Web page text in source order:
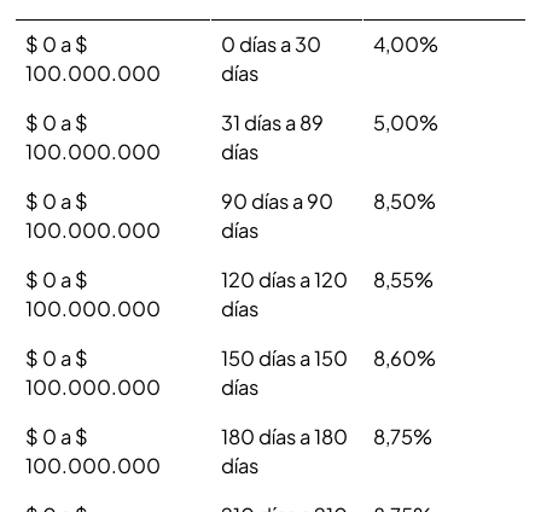
$ 0 a $
100.000.000
0 días a 30
días
4,00%
$ 0 a $
100.000.000
31 días a 89
días
5,00%
$ 0 a $
100.000.000
90 días a 90
días
8,50%
$ 0 a $
100.000.000
120 días a 120
días
8,55%
$ 0 a $
100.000.000
150 días a 150
días
8,60%
$ 0 a $
100.000.000
180 días a 180
días
8,75%